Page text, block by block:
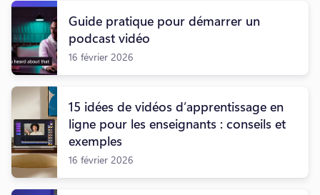
Guide pratique pour démarrer un
podcast vidéo
16 février 2026
15 idées de vidéos d’apprentissage en
ligne pour les enseignants : conseils et
exemples
16 février 2026